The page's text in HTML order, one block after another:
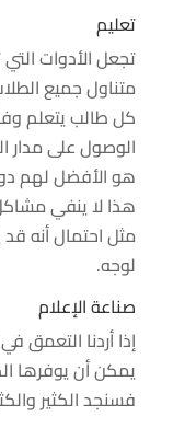
تعليم
تجعل الأدوات
متناول جميع
كل طالب يتعلم
الوصول على مدار
هو الأفضل لهم
هذا لا ينفي
مثل احتمال أنه
لوجه.
صناعة الإعلام
إذا أردنا التعمق
يمكن أن يوفرها
فسنجد الكثير